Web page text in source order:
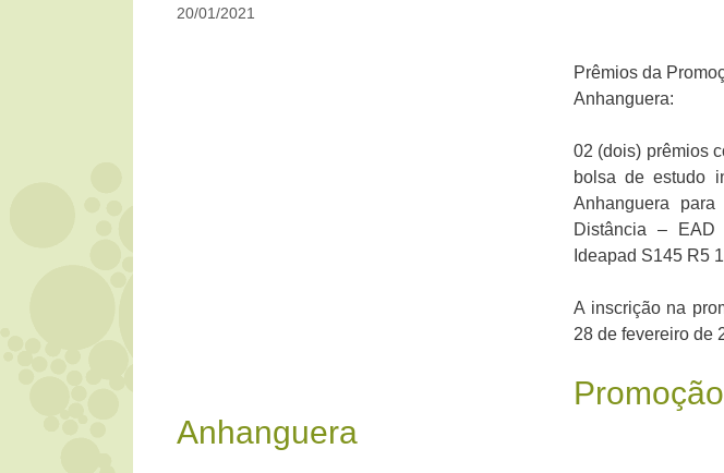
20/01/2021
Prêmios da
Anhanguera:
02 (dois) prêmios
bolsa de estudo
Anhanguera
Distância –
Ideapad S145 R5
A inscrição na
28 de fevereiro de
Anhanguera